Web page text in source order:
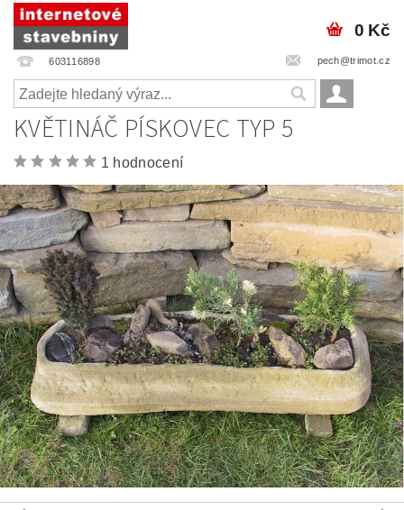
603116898 pech@trimot.cz
0 Kč
KVĚTINÁČ PÍSKOVEC TYP 5
1 hodnocení